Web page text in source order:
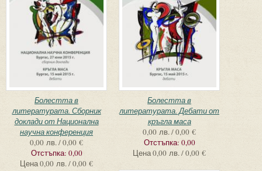
Болестта в
литературата. Сборник
доклади от Национална
научна конференция
0,00 лв. / 0,00 €
Отстъпка: 0,00
Цена0,00 лв. / 0,00 €
Болестта в
литературата. Дебати от
кръгла маса
0,00 лв. / 0,00 €
Отстъпка: 0,00
Цена0,00 лв. / 0,00 €